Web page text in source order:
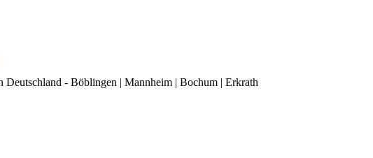
Deutschland - Böblingen | Mannheim | Bochum | Erkrath